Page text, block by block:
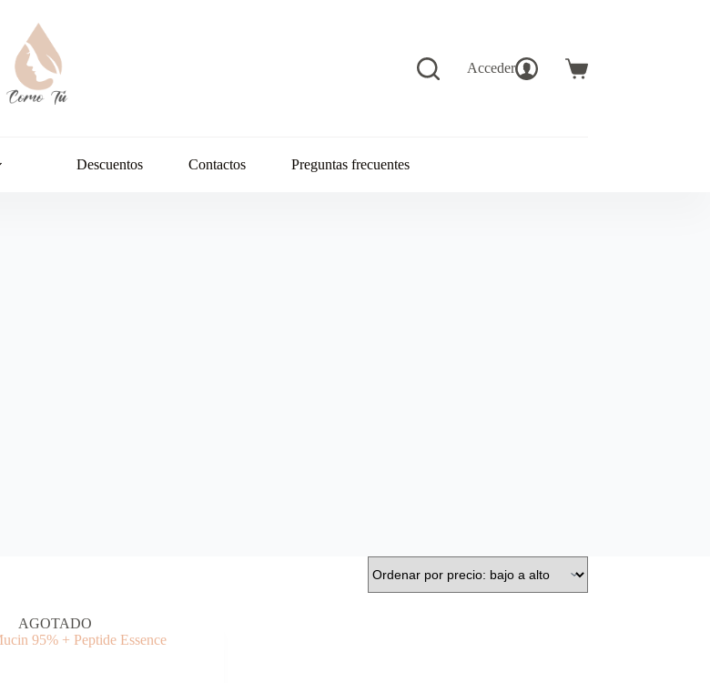
Acceder
Carro
Descuentos Contactos Preguntas frecuentes
AGOTADO